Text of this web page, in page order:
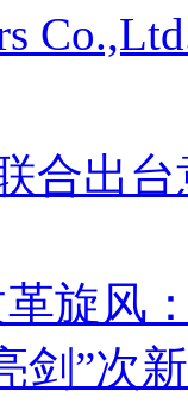
合出
旋风
剑”次